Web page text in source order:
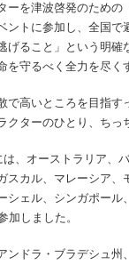
ーを津波啓発のため
トに参加し、全国で
ること」という明確
守るべく全力を尽く
で高いところを目指す
ターのひとり、ちっ
、オーストラリア、
カル、マレーシア、
ェル、シンガポール
加しました。
ンドラ・ブラデシュ州